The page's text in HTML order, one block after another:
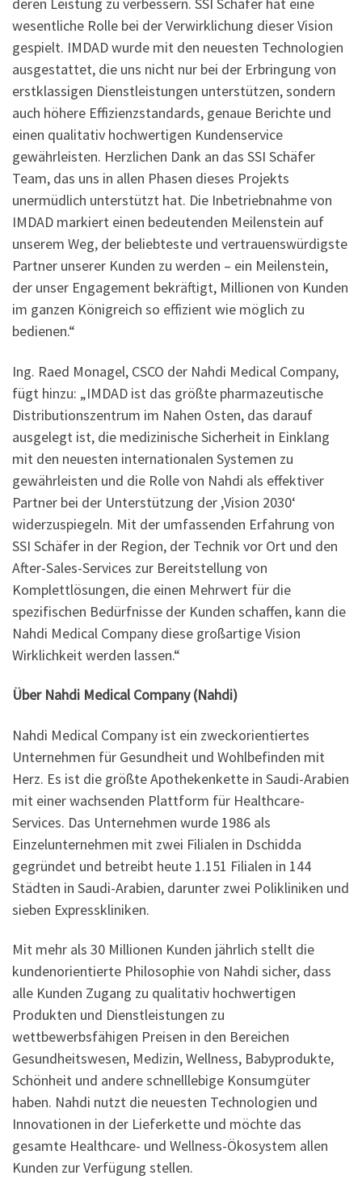
deren Leistung zu verbessern. SSI Schäfer hat eine
wesentliche Rolle bei der Verwirklichung dieser Vision
gespielt. IMDAD wurde mit den neuesten Technologien
ausgestattet, die uns nicht nur bei der Erbringung von
erstklassigen Dienstleistungen unterstützen, sondern
auch höhere Effizienzstandards, genaue Berichte und
einen qualitativ hochwertigen Kundenservice
gewährleisten. Herzlichen Dank an das SSI Schäfer
Team, das uns in allen Phasen dieses Projekts
unermüdlich unterstützt hat. Die Inbetriebnahme von
IMDAD markiert einen bedeutenden Meilenstein auf
unserem Weg, der beliebteste und vertrauenswürdigste
Partner unserer Kunden zu werden – ein Meilenstein,
der unser Engagement bekräftigt, Millionen von Kunden
im ganzen Königreich so effizient wie möglich zu
bedienen.“
Ing. Raed Monagel, CSCO der Nahdi Medical Company,
fügt hinzu: „IMDAD ist das größte pharmazeutische
Distributionszentrum im Nahen Osten, das darauf
ausgelegt ist, die medizinische Sicherheit in Einklang
mit den neuesten internationalen Systemen zu
gewährleisten und die Rolle von Nahdi als effektiver
Partner bei der Unterstützung der ‚Vision 2030‘
widerzuspiegeln. Mit der umfassenden Erfahrung von
SSI Schäfer in der Region, der Technik vor Ort und den
After-Sales-Services zur Bereitstellung von
Komplettlösungen, die einen Mehrwert für die
spezifischen Bedürfnisse der Kunden schaffen, kann die
Nahdi Medical Company diese großartige Vision
Wirklichkeit werden lassen.“
Über Nahdi Medical Company (Nahdi)
Nahdi Medical Company ist ein zweckorientiertes
Unternehmen für Gesundheit und Wohlbefinden mit
Herz. Es ist die größte Apothekenkette in Saudi-Arabien
mit einer wachsenden Plattform für Healthcare-
Services. Das Unternehmen wurde 1986 als
Einzelunternehmen mit zwei Filialen in Dschidda
gegründet und betreibt heute 1.151 Filialen in 144
Städten in Saudi-Arabien, darunter zwei Polikliniken und
sieben Expresskliniken.
Mit mehr als 30 Millionen Kunden jährlich stellt die
kundenorientierte Philosophie von Nahdi sicher, dass
alle Kunden Zugang zu qualitativ hochwertigen
Produkten und Dienstleistungen zu
wettbewerbsfähigen Preisen in den Bereichen
Gesundheitswesen, Medizin, Wellness, Babyprodukte,
Schönheit und andere schnelllebige Konsumgüter
haben. Nahdi nutzt die neuesten Technologien und
Innovationen in der Lieferkette und möchte das
gesamte Healthcare- und Wellness-Ökosystem allen
Kunden zur Verfügung stellen.